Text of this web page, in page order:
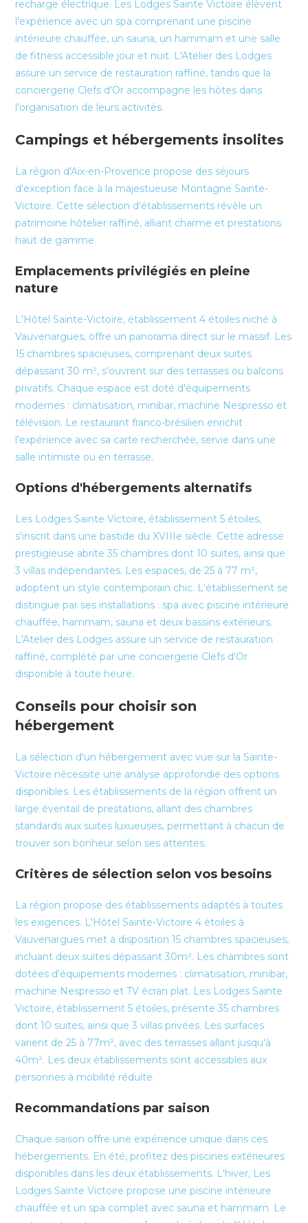
recharge électrique. Les Lodges Sainte Victoire élèvent
l'expérience avec un spa comprenant une piscine
intérieure chauffée, un sauna, un hammam et une salle
de fitness accessible jour et nuit. L'Atelier des Lodges
assure un service de restauration raffiné, tandis que la
conciergerie Clefs d'Or accompagne les hôtes dans
l'organisation de leurs activités.
Campings et hébergements insolites
La région d'Aix-en-Provence propose des séjours
d'exception face à la majestueuse Montagne Sainte-
Victoire. Cette sélection d'établissements révèle un
patrimoine hôtelier raffiné, alliant charme et prestations
haut de gamme.
Emplacements privilégiés en pleine
nature
L'Hôtel Sainte-Victoire, établissement 4 étoiles niché à
Vauvenargues, offre un panorama direct sur le massif. Les
15 chambres spacieuses, comprenant deux suites
dépassant 30 m², s'ouvrent sur des terrasses ou balcons
privatifs. Chaque espace est doté d'équipements
modernes : climatisation, minibar, machine Nespresso et
télévision. Le restaurant franco-brésilien enrichit
l'expérience avec sa carte recherchée, servie dans une
salle intimiste ou en terrasse.
Options d'hébergements alternatifs
Les Lodges Sainte Victoire, établissement 5 étoiles,
s'inscrit dans une bastide du XVIIIe siècle. Cette adresse
prestigieuse abrite 35 chambres dont 10 suites, ainsi que
3 villas indépendantes. Les espaces, de 25 à 77 m²,
adoptent un style contemporain chic. L'établissement se
distingue par ses installations : spa avec piscine intérieure
chauffée, hammam, sauna et deux bassins extérieurs.
L'Atelier des Lodges assure un service de restauration
raffiné, complété par une conciergerie Clefs d'Or
disponible à toute heure.
Conseils pour choisir son
hébergement
La sélection d'un hébergement avec vue sur la Sainte-
Victoire nécessite une analyse approfondie des options
disponibles. Les établissements de la région offrent un
large éventail de prestations, allant des chambres
standards aux suites luxueuses, permettant à chacun de
trouver son bonheur selon ses attentes.
Critères de sélection selon vos besoins
La région propose des établissements adaptés à toutes
les exigences. L'Hôtel Sainte-Victoire 4 étoiles à
Vauvenargues met à disposition 15 chambres spacieuses,
incluant deux suites dépassant 30m². Les chambres sont
dotées d'équipements modernes : climatisation, minibar,
machine Nespresso et TV écran plat. Les Lodges Sainte
Victoire, établissement 5 étoiles, présente 35 chambres
dont 10 suites, ainsi que 3 villas privées. Les surfaces
varient de 25 à 77m², avec des terrasses allant jusqu'à
40m². Les deux établissements sont accessibles aux
personnes à mobilité réduite.
Recommandations par saison
Chaque saison offre une expérience unique dans ces
hébergements. En été, profitez des piscines extérieures
disponibles dans les deux établissements. L'hiver, Les
Lodges Sainte Victoire propose une piscine intérieure
chauffée et un spa complet avec sauna et hammam. Le